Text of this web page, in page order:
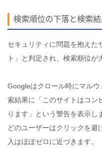
検索順位の下落と検索
セキュリティに問題を抱えた
ト」と判定され、検索順位が
Googleはクロール時にマル
索結果に「このサイトはコン
ります」という警告を表示し
どのユーザーはクリックを避
入はほぼゼロに近づきます。